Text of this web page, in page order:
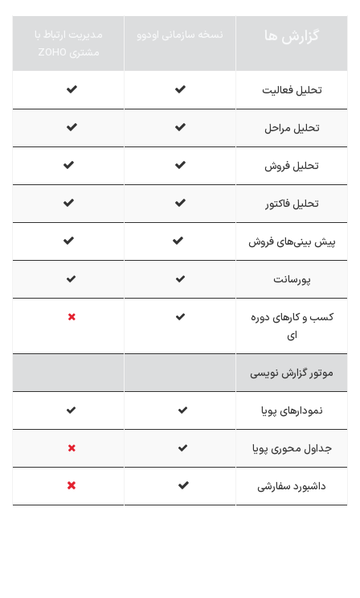
گزارش ها نسخه سازمانی اودوو
مدیریت ارتباط با
مشتری ZOHO
تحلیل فعالیت
تحلیل مراحل
تحلیل فروش
تحلیل فاکتور
پیش بینی‌های فروش
پورسانت
کسب و کارهای دوره
ای
موتور گزارش نویسی
نمودارهای پویا
جداول محوری پویا
داشبورد سفارشی